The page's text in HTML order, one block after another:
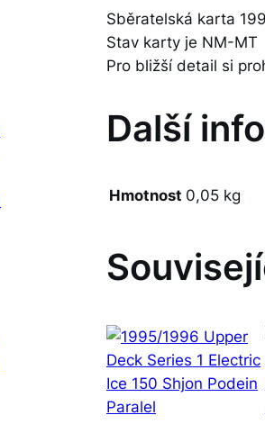
Sběratelská karta
Stav karty je NM-MT
Pro bližší detail si
Další
Hmotnost 0,05 kg